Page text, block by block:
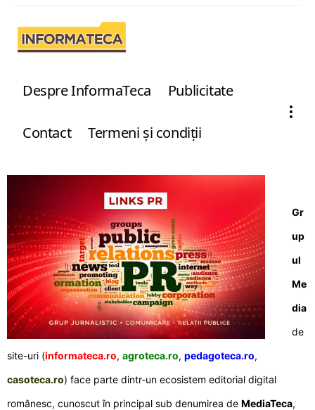
Despre InformaTeca Publicitate
Contact Termeni şi condiţii
Gr
up
ul
Me
dia
de
site-uri (informateca.ro, agroteca.ro, pedagoteca.ro,
casoteca.ro) face parte dintr-un ecosistem editorial digital
românesc, cunoscut în principal sub denumirea de MediaTeca,